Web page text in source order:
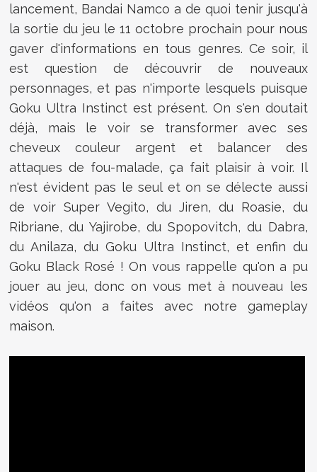
lancement, Bandai Namco a de quoi tenir jusqu'à
la sortie du jeu le 11 octobre prochain pour nous
gaver d'informations en tous genres. Ce soir, il
est question de découvrir de nouveaux
personnages, et pas n'importe lesquels puisque
Goku Ultra Instinct est présent. On s'en doutait
déjà, mais le voir se transformer avec ses
cheveux couleur argent et balancer des
attaques de fou-malade, ça fait plaisir à voir. Il
n'est évident pas le seul et on se délecte aussi
de voir Super Vegito, du Jiren, du Roasie, du
Ribriane, du Yajirobe, du Spopovitch, du Dabra,
du Anilaza, du Goku Ultra Instinct, et enfin du
Goku Black Rosé ! On vous rappelle qu'on a pu
jouer au jeu, donc on vous met à nouveau les
vidéos qu'on a faites avec notre gameplay
maison.